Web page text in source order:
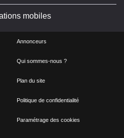
mobiles
Annonceurs
Qui sommes-nous ?
Plan du site
Politique de confidentialité
Paramétrage des cookies